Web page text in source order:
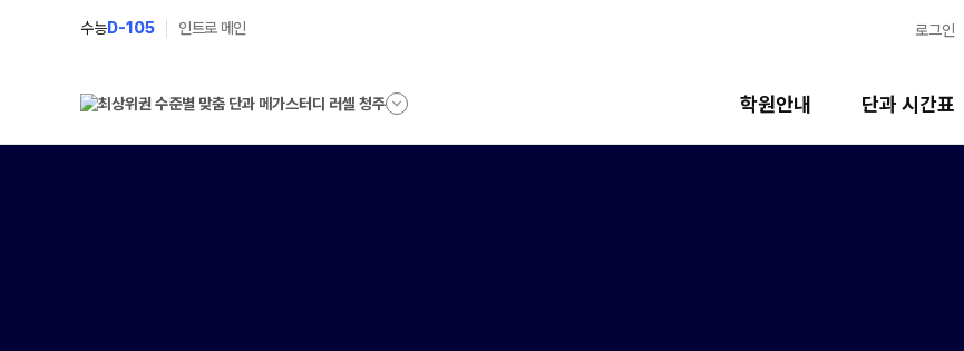
수능D-105 인트로 메인 로그인
학원안내 단과 시간표